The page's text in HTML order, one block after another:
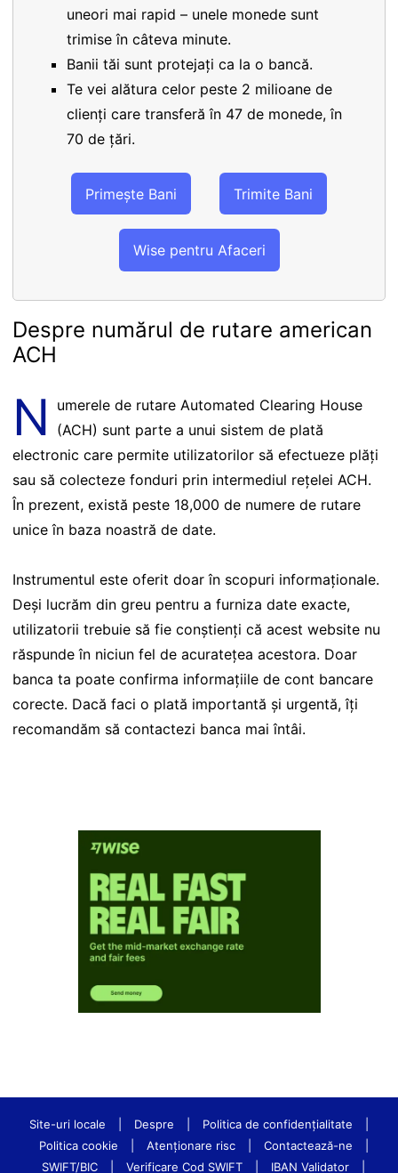
uneori mai rapid – unele monede sunt
trimise în câteva minute.
Banii tăi sunt protejați ca la o bancă.
Te vei alătura celor peste 2 milioane de
clienți care transferă în 47 de monede, în
70 de țări.
Primește Bani Trimite Bani
Wise pentru Afaceri
Despre numărul de rutare american
ACH
N
umerele de rutare Automated Clearing House
(ACH) sunt parte a unui sistem de plată
electronic care permite utilizatorilor să efectueze plăți
sau să colecteze fonduri prin intermediul rețelei ACH.
În prezent, există peste 18,000 de numere de rutare
unice în baza noastră de date.
Instrumentul este oferit doar în scopuri informaționale.
Deși lucrăm din greu pentru a furniza date exacte,
utilizatorii trebuie să fie conștienți că acest website nu
răspunde în niciun fel de acuratețea acestora. Doar
banca ta poate confirma informațiile de cont bancare
corecte. Dacă faci o plată importantă și urgentă, îți
recomandăm să contactezi banca mai întâi.
Site-uri locale Despre Politica de confidenţialitate
Politica cookie
Atenționare risc Contactează-ne
SWIFT/BIC
Verificare Cod SWIFT IBAN Validator